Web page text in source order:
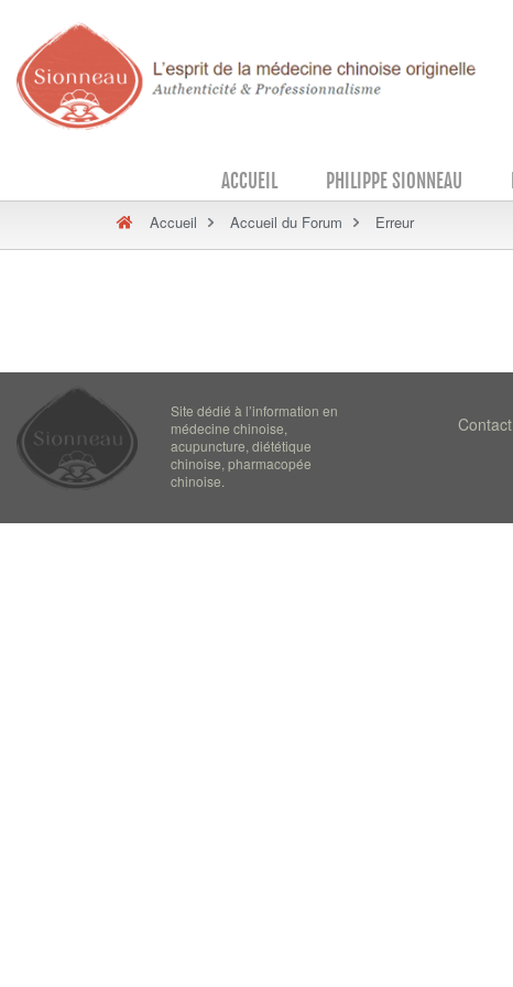
ACCUEIL PHILIPPE SIONNEAU
Accueil Accueil du Forum Erreur
Site dédié à l’information en
médecine chinoise,
acupuncture, diététique
chinoise, pharmacopée
chinoise.
Contact